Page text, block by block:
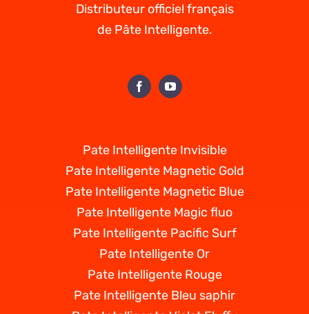
Distributeur officiel français
de Pâte Intelligente.
Pate Intelligente Invisible
Pate Intelligente Magnetic Gold
Pate Intelligente Magnetic Blue
Pate Intelligente Magic fluo
Pate Intelligente Pacific Surf
Pate Intelligente Or
Pate Intelligente Rouge
Pate Intelligente Bleu saphir